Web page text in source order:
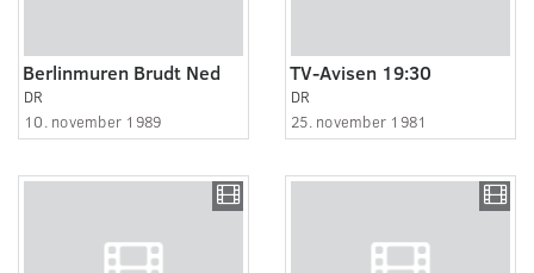
Berlinmuren Brudt Ned
DR
10. november 1989
TV-Avisen 19:30
DR
25. november 1981